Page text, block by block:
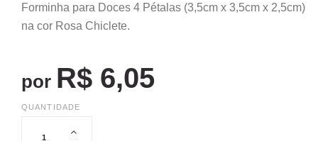
Forminha para Doces 4 Pétalas (3,5cm x 3,5cm x 2,5cm)
na cor Rosa Chiclete.
por R$ 6,05
QUANTIDADE